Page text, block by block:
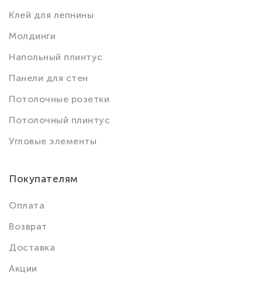
Клей для лепнины
Молдинги
Напольный плинтус
Панели для стен
Потолочные розетки
Потолочный плинтус
Угловые элементы
Покупателям
Оплата
Возврат
Доставка
Акции